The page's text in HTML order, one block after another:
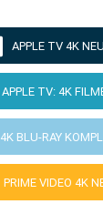
APPLE TV 4K
APPLE TV: 4K
4K BLU-RAY
PRIME VIDEO 4K